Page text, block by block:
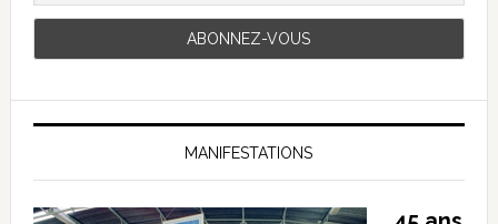
MANIFESTATIONS